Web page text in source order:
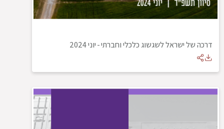
דרכה של ישראל לשגשוג כלכלי וחברתי-יוני 2024